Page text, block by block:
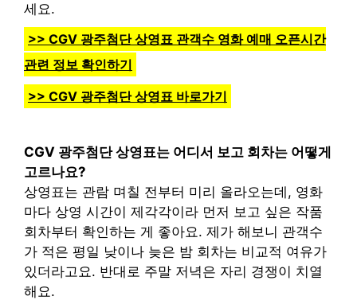
세요.
>> CGV 광주첨단 상영표 관객수 영화 예매 오픈시간
관련 정보 확인하기
>> CGV 광주첨단 상영표 바로가기
CGV 광주첨단 상영표는 어디서 보고 회차는 어떻게
고르나요?
상영표는 관람 며칠 전부터 미리 올라오는데, 영화
마다 상영 시간이 제각각이라 먼저 보고 싶은 작품
회차부터 확인하는 게 좋아요. 제가 해보니 관객수
가 적은 평일 낮이나 늦은 밤 회차는 비교적 여유가
있더라고요. 반대로 주말 저녁은 자리 경쟁이 치열
해요.